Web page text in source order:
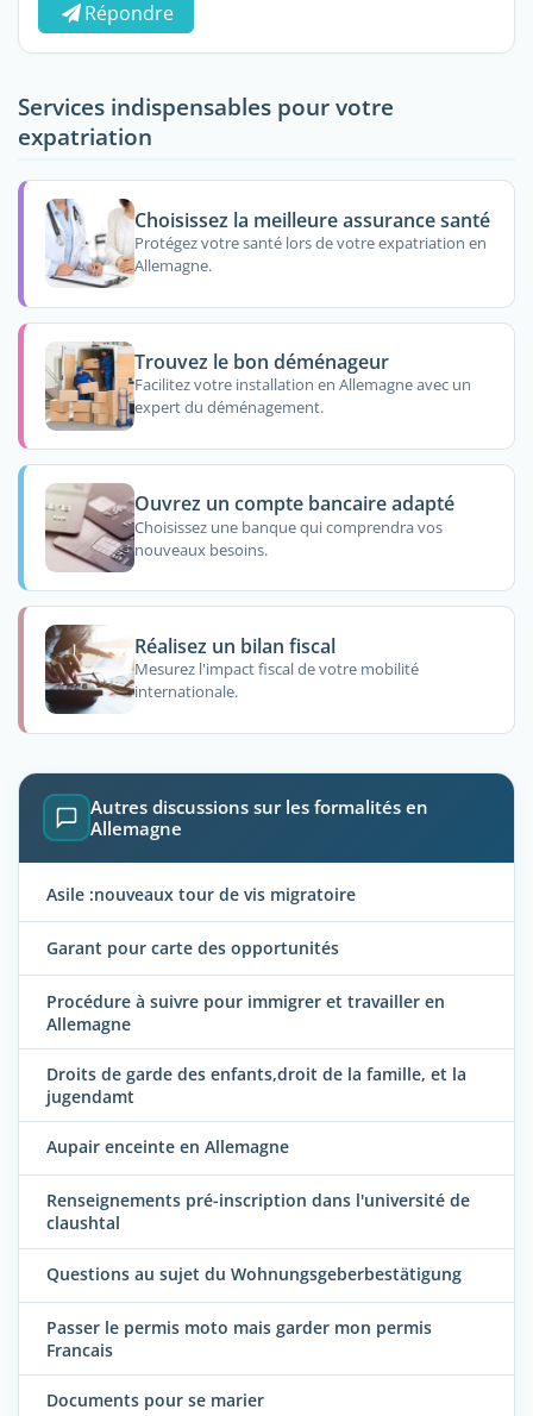
Répondre
Services indispensables pour votre
expatriation
Choisissez la meilleure assurance santé
Protégez votre santé lors de votre expatriation en
Allemagne.
Trouvez le bon déménageur
Facilitez votre installation en Allemagne avec un
expert du déménagement.
Ouvrez un compte bancaire adapté
Choisissez une banque qui comprendra vos
nouveaux besoins.
Réalisez un bilan fiscal
Mesurez l'impact fiscal de votre mobilité
internationale.
Autres discussions sur les formalités en
Allemagne
Asile :nouveaux tour de vis migratoire
Garant pour carte des opportunités
Procédure à suivre pour immigrer et travailler en
Allemagne
Droits de garde des enfants,droit de la famille, et la
jugendamt
Aupair enceinte en Allemagne
Renseignements pré-inscription dans l'université de
claushtal
Questions au sujet du Wohnungsgeberbestätigung
Passer le permis moto mais garder mon permis
Francais
Documents pour se marier